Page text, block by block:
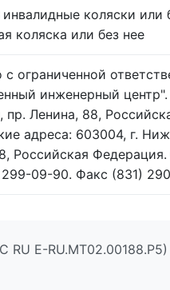
коляски или
коляска или без нее
ограниченной
инженерный
пр. Ленина, 88,
адреса: 603004, г.
Российская
299-09-90. Факс (831)
RU Е-RU.МТ02.00188.Р5)